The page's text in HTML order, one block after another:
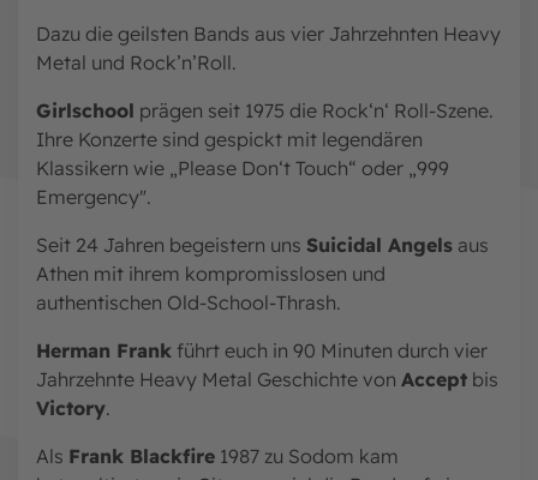
Dazu die geilsten Bands aus vier Jahrzehnten Heavy
Metal und Rock’n’Roll.
Girlschool prägen seit 1975 die Rock‘n‘ Roll-Szene.
Ihre Konzerte sind gespickt mit legendären
Klassikern wie „Please Don‘t Touch“ oder „999
Emergency".
Seit 24 Jahren begeistern uns Suicidal Angels aus
Athen mit ihrem kompromisslosen und
authentischen Old-School-Thrash.
Herman Frank führt euch in 90 Minuten durch vier
Jahrzehnte Heavy Metal Geschichte von Accept bis
Victory.
Als Frank Blackfire 1987 zu Sodom kam